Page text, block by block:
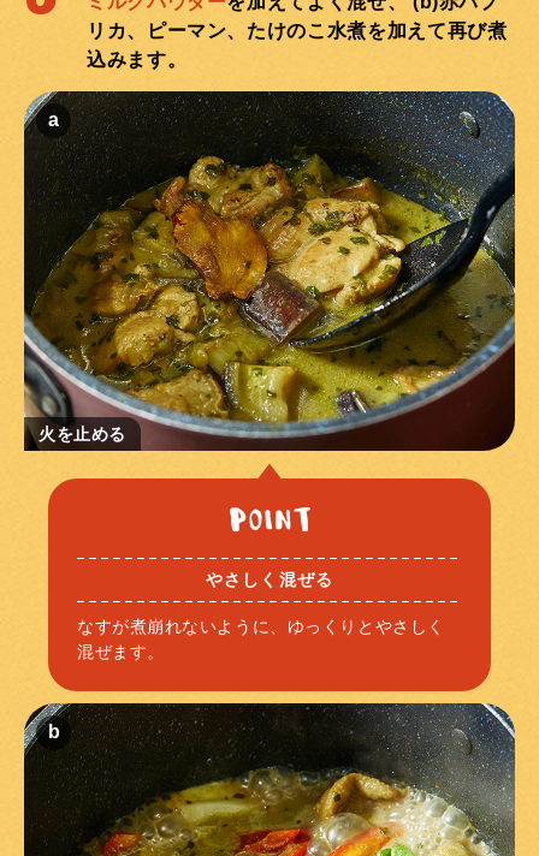
リカ、ピーマン、たけのこ水煮を加えて再び煮
込みます。
火を止める
やさしく混ぜる
なすが煮崩れないように、ゆっくりとやさしく
混ぜます。